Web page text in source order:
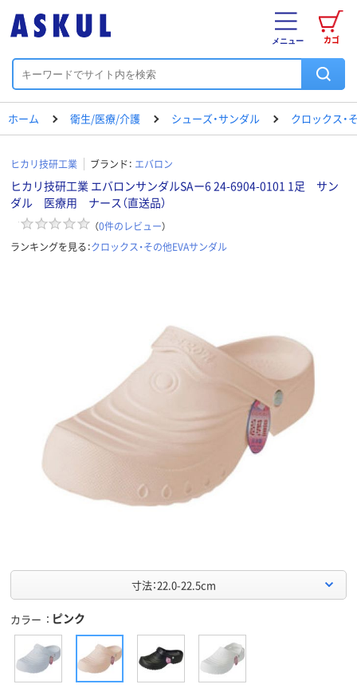
カゴ
メニュー
ホーム 衛生/医療/介護 シューズ・サンダル クロックス・
ヒカリ技研工業 ブランド： エバロン
ヒカリ技研工業 エバロンサンダルSAー6 24-6904-0101 1足 サン
ダル 医療用 ナース（直送品）
（0件のレビュー）
ランキングを見る：クロックス・その他EVAサンダル
寸法：22.0-22.5cm
カラー ピンク